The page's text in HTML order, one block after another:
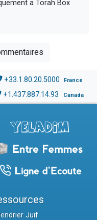
a Torah Box
+33.1.80.20.5000 France
+1.437.887.14.93 Canada
Juif